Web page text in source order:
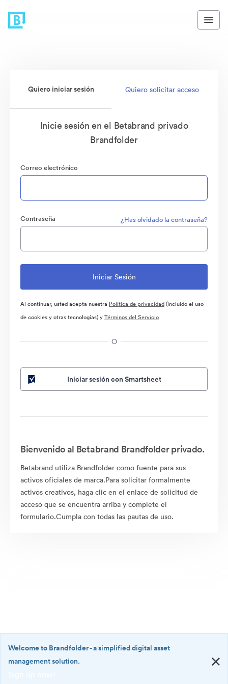
Quiero iniciar sesión Quiero solicitar acceso
Inicie sesión en el Betabrand privado
Brandfolder
Correo electrónico
Contraseña ¿Has olvidado la contraseña?
Al continuar, usted acepta nuestra Política de privacidad(incluido el uso
de cookies y otras tecnologías) yTérminos del Servicio
O
Iniciar sesión con Smartsheet
Bienvenido al Betabrand Brandfolder privado.
Betabrand utiliza Brandfolder como fuente para sus
activos oficiales de marca.Para solicitar formalmente
activos creativos, haga clic en el enlace de solicitud de
acceso que se encuentra arriba y complete el
formulario.Cumpla con todas las pautas de uso.
Welcome to Brandfolder- a simplified digital asset
management solution.